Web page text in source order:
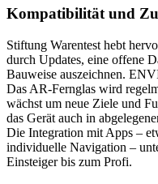
Kompatibilität und
Stiftung Warentest hebt
durch Updates, eine offene
Bauweise auszeichnen.
Das AR-Fernglas wird
wächst um neue Ziele und
das Gerät auch in
Die Integration mit Apps –
individuelle Navigation –
Einsteiger bis zum Profi.